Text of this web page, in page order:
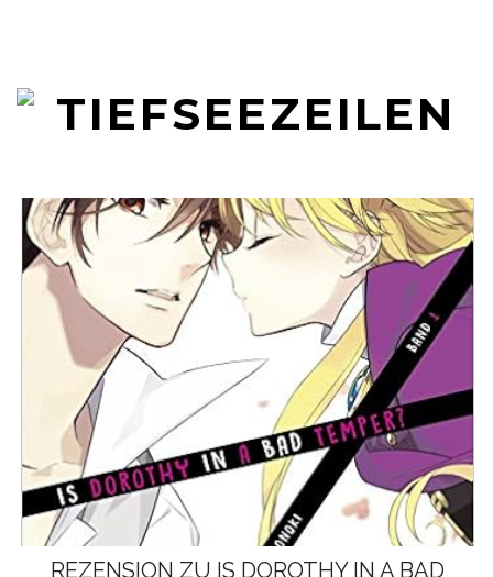
REZENSION ZU IS DOROTHY IN A BAD